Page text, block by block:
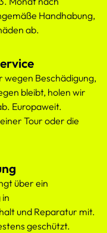
Handhabung,
ab.
wegen Beschädigung,
bleibt, holen wir
Europaweit.
Tour oder die
über ein
und Reparatur mit.
geschützt.